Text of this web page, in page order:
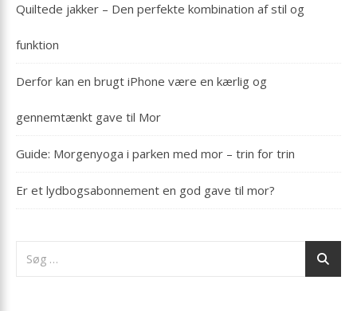
Quiltede jakker – Den perfekte kombination af stil og
funktion
Derfor kan en brugt iPhone være en kærlig og
gennemtænkt gave til Mor
Guide: Morgenyoga i parken med mor – trin for trin
Er et lydbogsabonnement en god gave til mor?